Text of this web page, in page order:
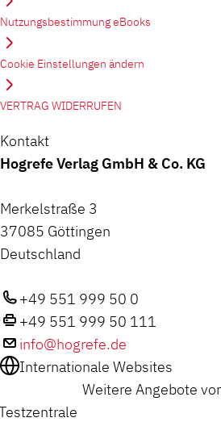
Nutzungsbestimmung eBooks
Cookie Einstellungen ändern
VERTRAG WIDERRUFEN
Kontakt
Hogrefe Verlag GmbH & Co. KG
Merkelstraße 3
37085 Göttingen
Deutschland
+49 551 999 50 0
+49 551 999 50 111
info@hogrefe.de
Internationale Websites
Weitere Angebote